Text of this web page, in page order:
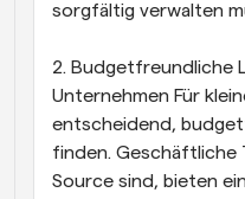
sorgfältig verwalten
2. Budgetfreundliche
Unternehmen Für
entscheidend,
finden. Geschäftliche
Source sind, bieten